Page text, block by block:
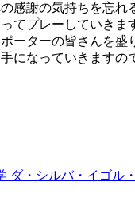
感謝の気持ちを忘れ
てプレーしていきま
ーターの皆さんを盛
になっていきますの
ダ・シルバ・イゴル